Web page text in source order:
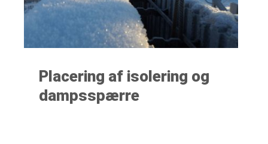
Placering af isolering og
dampsspærre